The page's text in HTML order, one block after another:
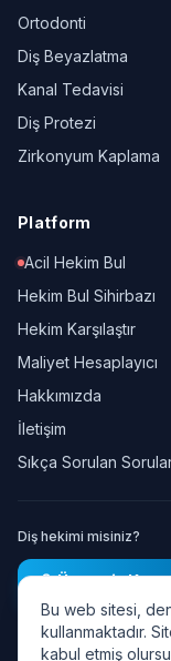
Ortodonti
Diş Beyazlatma
Kanal Tedavisi
Diş Protezi
Zirkonyum Kaplama
Platform
Acil Hekim Bul
Hekim Bul Sihirbazı
Hekim Karşılaştır
Maliyet Hesaplayıcı
Hakkımızda
İletişim
Sıkça Sorulan
Diş hekimi misiniz?
Ücretsiz Kayıt
Bu web sitesi,
kullanmaktadır.
kabul etmiş